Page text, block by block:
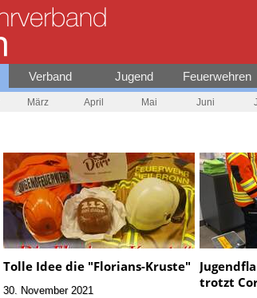
Verband Jugend Feuerwehren
März April Mai Juni
Tolle Idee die "Florians-Kruste"
30. November 2021
trotzt